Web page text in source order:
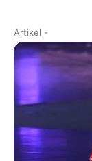
Artikel -